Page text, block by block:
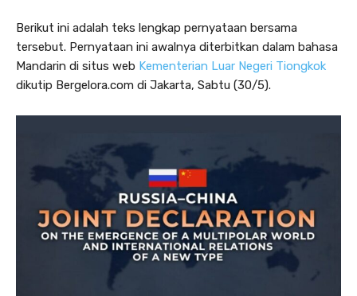
Berikut ini adalah teks lengkap pernyataan bersama
tersebut. Pernyataan ini awalnya diterbitkan dalam bahasa
Mandarin di situs web Kementerian Luar Negeri Tiongkok
dikutip Bergelora.com di Jakarta, Sabtu (30/5).